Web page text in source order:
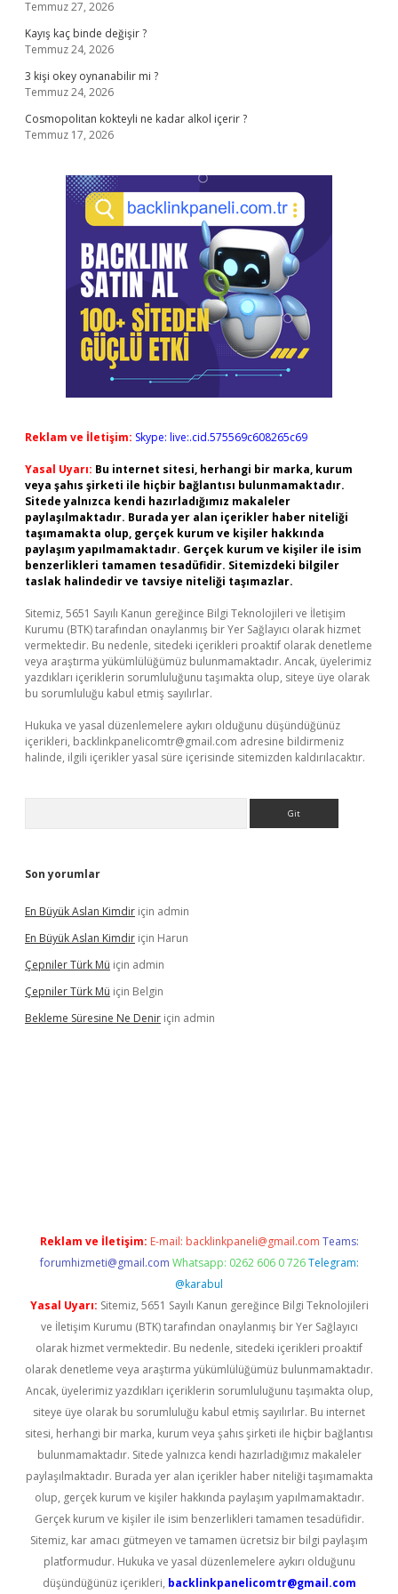
Temmuz 27, 2026
Kayış kaç binde değişir ?
Temmuz 24, 2026
3 kişi okey oynanabilir mi ?
Temmuz 24, 2026
Cosmopolitan kokteyli ne kadar alkol içerir ?
Temmuz 17, 2026
Reklam ve İletişim: Skype: live:.cid.575569c608265c69
Yasal Uyarı: Bu internet sitesi, herhangi bir marka, kurum
veya şahıs şirketi ile hiçbir bağlantısı bulunmamaktadır.
Sitede yalnızca kendi hazırladığımız makaleler
paylaşılmaktadır. Burada yer alan içerikler haber niteliği
taşımamakta olup, gerçek kurum ve kişiler hakkında
paylaşım yapılmamaktadır. Gerçek kurum ve kişiler ile isim
benzerlikleri tamamen tesadüfidir. Sitemizdeki bilgiler
taslak halindedir ve tavsiye niteliği taşımazlar.
Sitemiz, 5651 Sayılı Kanun gereğince Bilgi Teknolojileri ve İletişim
Kurumu (BTK) tarafından onaylanmış bir Yer Sağlayıcı olarak hizmet
vermektedir. Bu nedenle, sitedeki içerikleri proaktif olarak denetleme
veya araştırma yükümlülüğümüz bulunmamaktadır. Ancak, üyelerimiz
yazdıkları içeriklerin sorumluluğunu taşımakta olup, siteye üye olarak
bu sorumluluğu kabul etmiş sayılırlar.
Hukuka ve yasal düzenlemelere aykırı olduğunu düşündüğünüz
içerikleri, backlinkpanelicomtr@gmail.com adresine bildirmeniz
halinde, ilgili içerikler yasal süre içerisinde sitemizden kaldırılacaktır.
Son yorumlar
En Büyük Aslan Kimdir için admin
En Büyük Aslan Kimdir için Harun
Çepniler Türk Mü için admin
Çepniler Türk Mü için Belgin
Bekleme Süresine Ne Denir için admin
Reklam ve İletişim: E-mail: backlinkpaneli@gmail.com Teams:
forumhizmeti@gmail.com Whatsapp: 0262 606 0 726 Telegram:
@karabul
Yasal Uyarı: Sitemiz, 5651 Sayılı Kanun gereğince Bilgi Teknolojileri
ve İletişim Kurumu (BTK) tarafından onaylanmış bir Yer Sağlayıcı
olarak hizmet vermektedir. Bu nedenle, sitedeki içerikleri proaktif
olarak denetleme veya araştırma yükümlülüğümüz bulunmamaktadır.
Ancak, üyelerimiz yazdıkları içeriklerin sorumluluğunu taşımakta olup,
siteye üye olarak bu sorumluluğu kabul etmiş sayılırlar. Bu internet
sitesi, herhangi bir marka, kurum veya şahıs şirketi ile hiçbir bağlantısı
bulunmamaktadır. Sitede yalnızca kendi hazırladığımız makaleler
paylaşılmaktadır. Burada yer alan içerikler haber niteliği taşımamakta
olup, gerçek kurum ve kişiler hakkında paylaşım yapılmamaktadır.
Gerçek kurum ve kişiler ile isim benzerlikleri tamamen tesadüfidir.
Sitemiz, kar amacı gütmeyen ve tamamen ücretsiz bir bilgi paylaşım
platformudur. Hukuka ve yasal düzenlemelere aykırı olduğunu
düşündüğünüz içerikleri, backlinkpanelicomtr@gmail.com